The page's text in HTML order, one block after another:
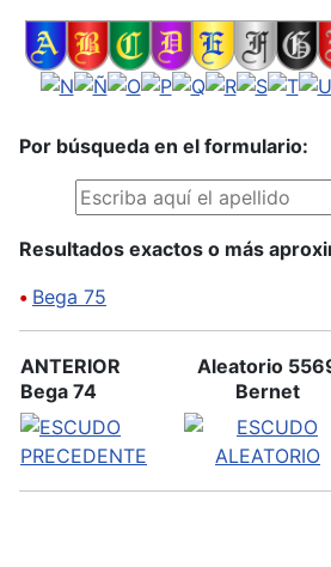
Por búsqueda en el formulario:
Resultados exactos o más
• Bega 75
ANTERIOR
Bega 74
Aleatorio
Bernet